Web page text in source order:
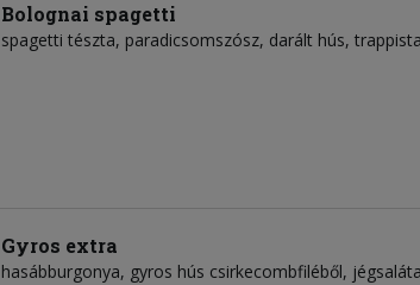
Bolognai spagetti
spagetti tészta, paradicsomszósz, darált hús,
Gyros extra
hasábburgonya, gyros hús csirkecombfiléből,